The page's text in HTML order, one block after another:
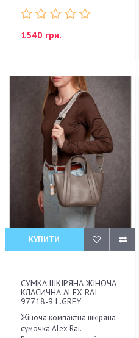
1540 грн.
КУПИТИ
СУМКА ШКІРЯНА ЖІНОЧА
КЛАСИЧНА ALEX RAI
97718-9 L.GREY
Жіноча компактна шкіряна
сумочка Alex Rai.